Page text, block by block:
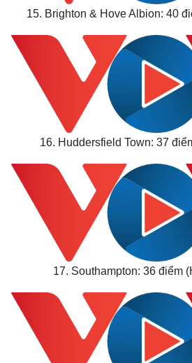
15. Brighton & Hove Albion: 40
16. Huddersfield Town: 37
17. Southampton: 36 điểm